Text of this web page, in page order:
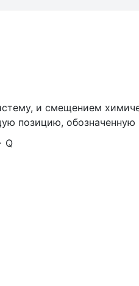
и смещением
позицию,
Q